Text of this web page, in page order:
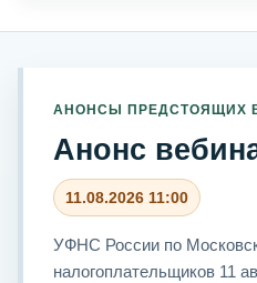
АНОНСЫ ПРЕДСТОЯЩИХ
Анонс
11.08.2026 11:00
УФНС России по
налогоплательщиков 11